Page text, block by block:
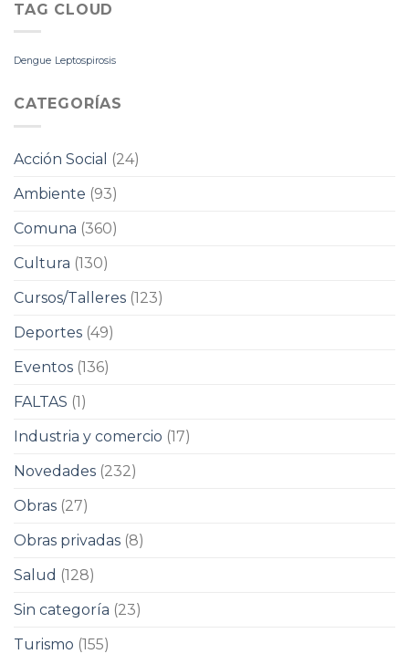
TAG CLOUD
Dengue Leptospirosis
CATEGORÍAS
Acción Social
(24)
Ambiente (93)
Comuna (360)
Cultura (130)
Cursos/Talleres (123)
Deportes (49)
Eventos (136)
FALTAS (1)
Industria y comercio (17)
Novedades (232)
Obras (27)
Obras privadas (8)
Salud (128)
Sin categoría (23)
Turismo (155)